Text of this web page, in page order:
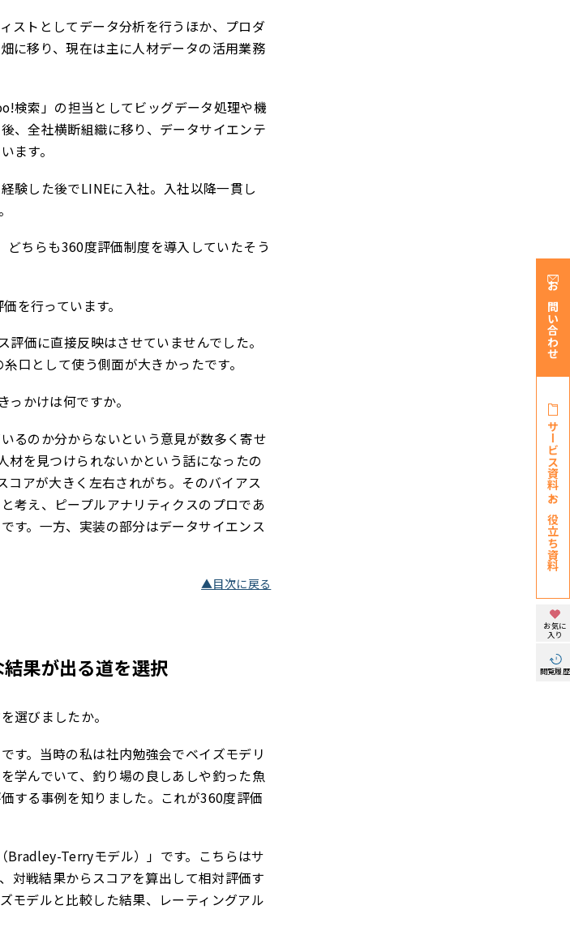
ストとしてデータ分析を行うほか、プロダ
に移り、現在は主に人材データの活用業務
検索」の担当としてビッグデータ処理や機
、全社横断組織に移り、データサイエンテ
ます。
験した後でLINEに入社。入社以降一貫し
ちらも360度評価制度を導入していたそう
を行っています。
価に直接反映はさせていませんでした。
口として使う側面が大きかったです。
かけは何ですか。
るのか分からないという意見が数多く寄せ
材を見つけられないかという話になったの
アが大きく左右されがち。そのバイアス
考え、ピープルアナリティクスのプロであ
す。一方、実装の部分はデータサイエンス
▲目次に戻る
果が出る道を選択
選びましたか。
す。当時の私は社内勉強会でベイズモデリ
学んでいて、釣り場の良しあしや釣った魚
する事例を知りました。これが360度評価
Bradley-Terryモデル）」です。こちらはサ
対戦結果からスコアを算出して相対評価す
モデルと比較した結果、レーティングアル
お問い合わせ
サービス資料・
お役立ち資料
お気に
入り
閲覧履歴